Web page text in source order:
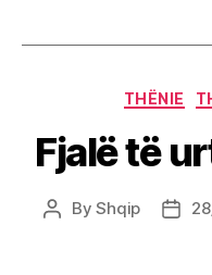
THËNIE
Fjalë të
PostByShqip
Post